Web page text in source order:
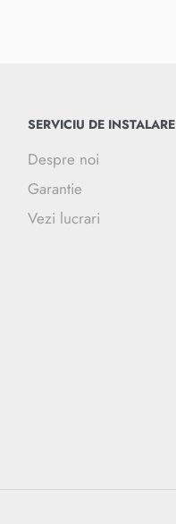
SERVICIU DE INSTALARE
Despre noi
Garantie
Vezi lucrari